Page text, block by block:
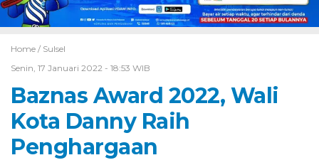
Home / Sulsel
Senin, 17 Januari 2022 - 18:53 WIB
Baznas Award 2022, Wali
Kota Danny Raih
Penghargaan